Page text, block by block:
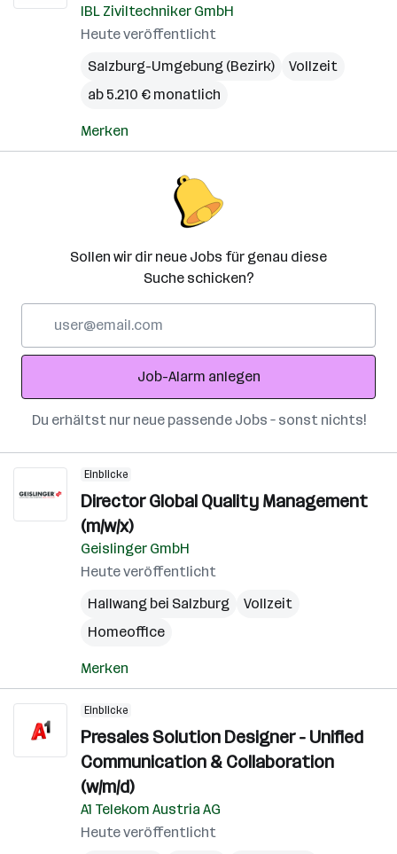
IBL Ziviltechniker GmbH
Heute veröffentlicht
Salzburg-Umgebung (Bezirk)
Vollzeit
ab 5.210 € monatlich
Merken
Sollen wir dir neue Jobs für genau diese
Suche schicken?
Adresse
Job-Alarm anlegen
Du erhältst nur neue passende Jobs – sonst nichts!
Einblicke
Director Global Quality Management
(m/w/x)
Geislinger GmbH
Heute veröffentlicht
Hallwang bei Salzburg
Vollzeit
Homeoffice
Merken
Einblicke
Presales Solution Designer - Unified
Communication & Collaboration
(w/m/d)
A1 Telekom Austria AG
Heute veröffentlicht